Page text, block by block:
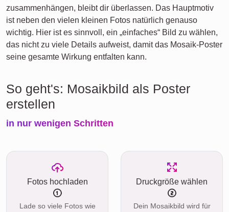
zusammenhängen, bleibt dir überlassen. Das Hauptmotiv
ist neben den vielen kleinen Fotos natürlich genauso
wichtig. Hier ist es sinnvoll, ein „einfaches“ Bild zu wählen,
das nicht zu viele Details aufweist, damit das Mosaik-Poster
seine gesamte Wirkung entfalten kann.
So geht's: Mosaikbild als Poster
erstellen
in nur wenigen Schritten
Fotos hochladen
Lade so viele Fotos wie
Druckgröße wählen
Dein Mosaikbild wird für